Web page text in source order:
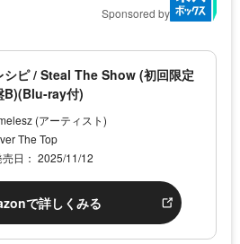
Sponsored by
シピ / Steal The Show (初回限定
B)(Blu-ray付)
(アーティスト)
The Top
売日： 2025/11/12
で詳しくみる